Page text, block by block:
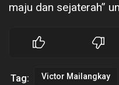
maju dan sejaterah”
Tag: Victor Mailangkay